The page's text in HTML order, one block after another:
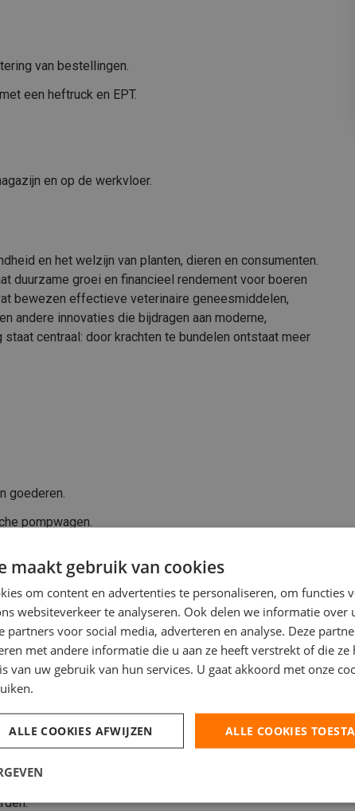
van bestellingen.
een heftruck en EPT.
en op de werkvloer.
en het welzijn van planten, dieren en consumenten.
duurzame groei en financieel rendement voor boeren
bewezen effectieve veterinaire geneesmiddelen,
andere innovaties die bijdragen aan moderne,
centraal: door krachten te bundelen ontstaat meer
goederen.
pompwagen.
controleren van bestellingen.
persoonlijkheid met een teamgeest.
binnen een sterk groeiend bedrijf.
en werkervaring.
maakt gebruik van cookies
om content en advertenties te personaliseren, om functies
websiteverkeer te analyseren. Ook delen we informatie over
partners voor social media, adverteren en analyse. Deze
met andere informatie die u aan ze heeft verstrekt of die ze
van uw gebruik van hun services. U gaat akkoord met onze
ALLE COOKIES
ALLE COOKIES AFWIJZEN